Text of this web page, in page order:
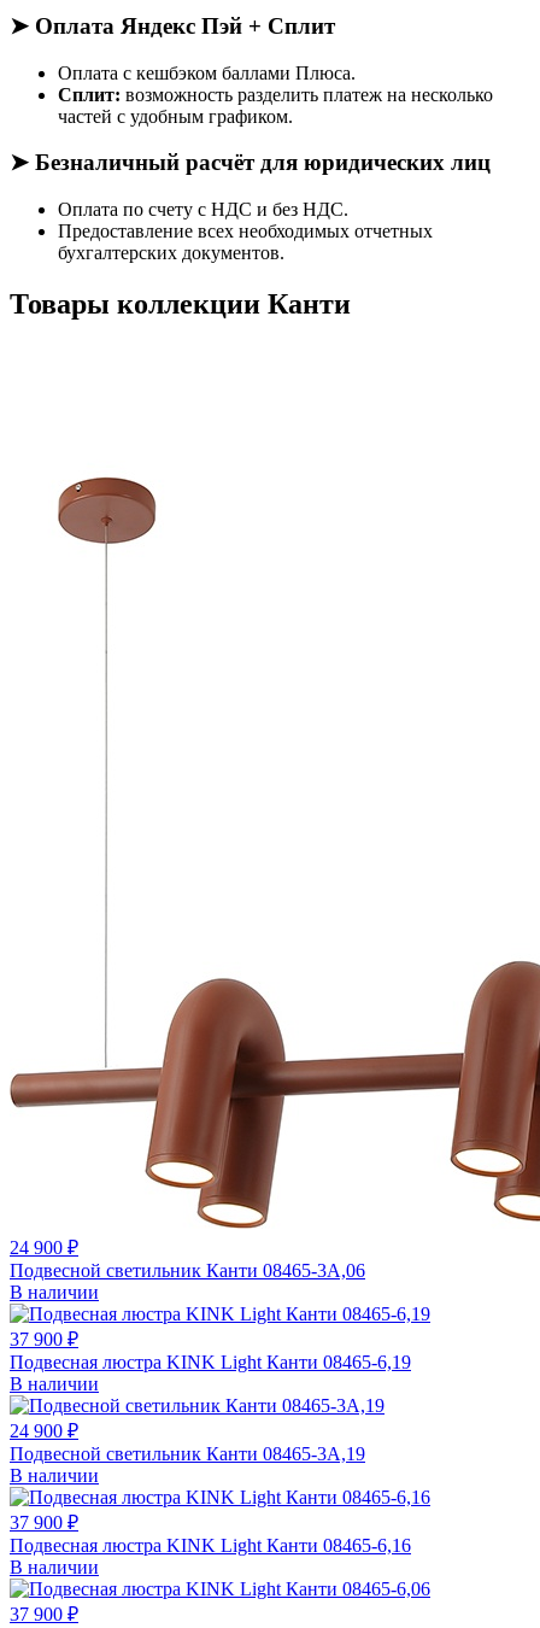
➤ Оплата Яндекс Пэй + Сплит
Оплата с кешбэком баллами Плюса.
Сплит: возможность разделить платеж на несколько
частей с удобным графиком.
➤ Безналичный расчёт для юридических лиц
Оплата по счету с НДС и без НДС.
Предоставление всех необходимых отчетных
бухгалтерских документов.
Товары коллекции Канти
24 900 ₽
Подвесной светильник Канти 08465-3A,06
В наличии
37 900 ₽
Подвесная люстра KINK Light Канти 08465-6,19
В наличии
24 900 ₽
Подвесной светильник Канти 08465-3A,19
В наличии
37 900 ₽
Подвесная люстра KINK Light Канти 08465-6,16
В наличии
37 900 ₽